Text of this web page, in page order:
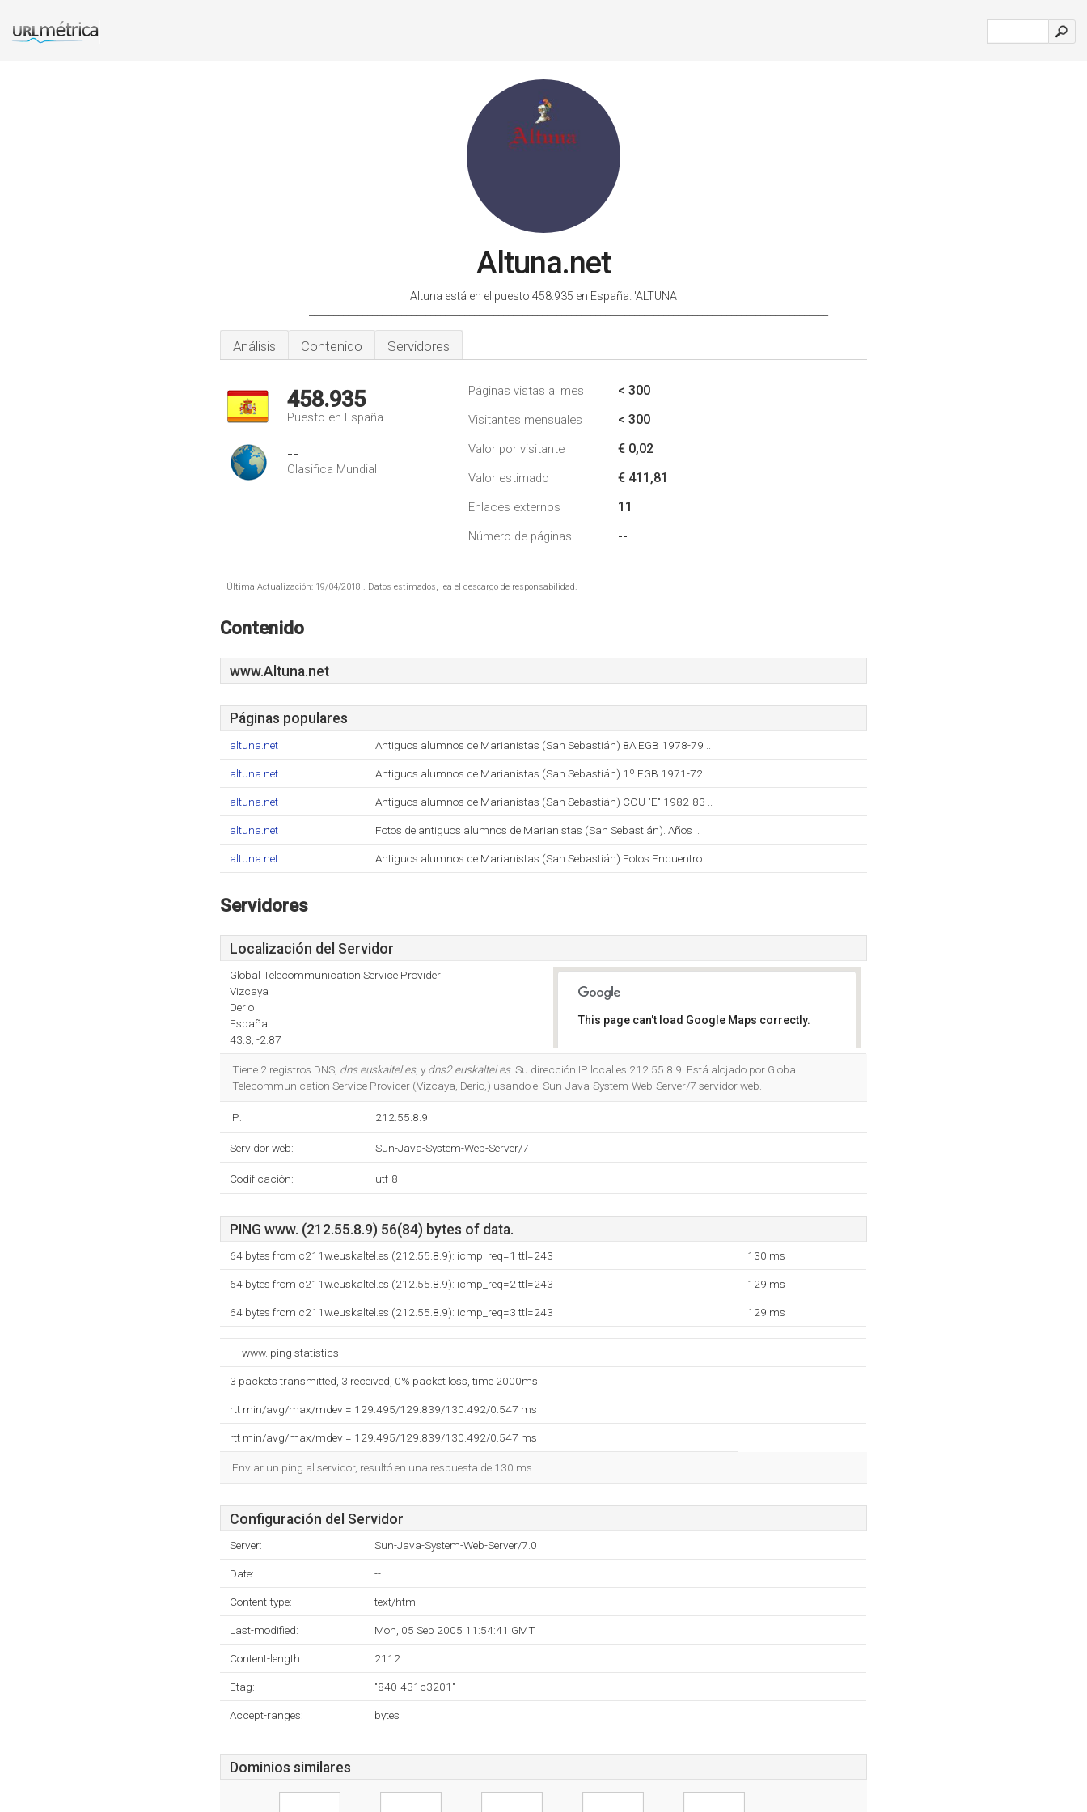
Altuna.net
Altuna está en el puesto 458.935 en España. 'ALTUNA
___________________________________________________________________________________________________________.'
Análisis Contenido Servidores
458.935
Puesto en España
--
Clasifica Mundial
Páginas vistas al mes < 300
Visitantes mensuales < 300
Valor por visitante € 0,02
Valor estimado € 411,81
Enlaces externos 11
Número de páginas --
Última Actualización: 19/04/2018 . Datos estimados, lea el descargo de responsabilidad.
Contenido
www.Altuna.net
Páginas populares
altuna.net Antiguos alumnos de Marianistas (San Sebastián) 8A EGB 1978-79 ..
altuna.net Antiguos alumnos de Marianistas (San Sebastián) 1º EGB 1971-72 ..
altuna.net Antiguos alumnos de Marianistas (San Sebastián) COU "E" 1982-83 ..
altuna.net Fotos de antiguos alumnos de Marianistas (San Sebastián). Años ..
altuna.net Antiguos alumnos de Marianistas (San Sebastián) Fotos Encuentro ..
Servidores
Localización del Servidor
Global Telecommunication Service Provider
Vizcaya
Derio
España
43.3, -2.87
This page can't load Google Maps correctly.
Tiene 2 registros DNS, dns.euskaltel.es, y dns2.euskaltel.es. Su dirección IP local es 212.55.8.9. Está alojado por Global
Telecommunication Service Provider (Vizcaya, Derio,) usando el Sun-Java-System-Web-Server/7 servidor web.
IP: 212.55.8.9
Servidor web: Sun-Java-System-Web-Server/7
Codificación: utf-8
PING www. (212.55.8.9) 56(84) bytes of data.
64 bytes from c211w.euskaltel.es (212.55.8.9): icmp_req=1 ttl=243 130 ms
64 bytes from c211w.euskaltel.es (212.55.8.9): icmp_req=2 ttl=243 129 ms
64 bytes from c211w.euskaltel.es (212.55.8.9): icmp_req=3 ttl=243 129 ms
--- www. ping statistics ---
3 packets transmitted, 3 received, 0% packet loss, time 2000ms
rtt min/avg/max/mdev = 129.495/129.839/130.492/0.547 ms
rtt min/avg/max/mdev = 129.495/129.839/130.492/0.547 ms
Enviar un ping al servidor, resultó en una respuesta de 130 ms.
Configuración del Servidor
Server: Sun-Java-System-Web-Server/7.0
Date: --
Content-type: text/html
Last-modified: Mon, 05 Sep 2005 11:54:41 GMT
Content-length: 2112
Etag: "840-431c3201"
Accept-ranges: bytes
Dominios similares